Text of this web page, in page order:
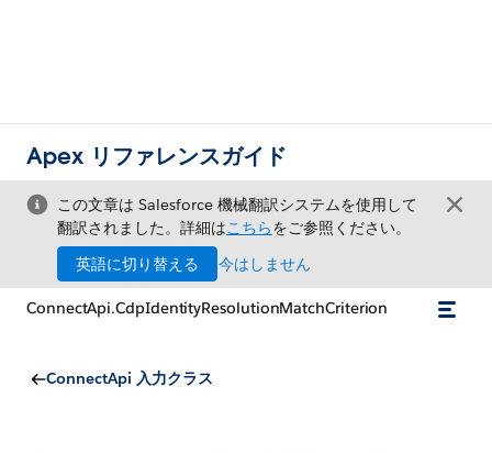
Apex リファレンスガイド
この文章は Salesforce 機械翻訳システムを使用して
翻訳されました。詳細はこちらをご参照ください。
英語に切り替える
今はしません
ConnectApi.CdpIdentityResolutionMatchCriterion
ConnectApi 入力クラス